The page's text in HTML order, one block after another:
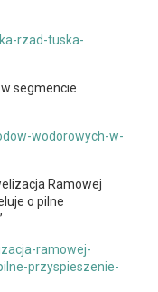
rzad-tuska-
segmencie
wodorowych-w-
Ramowej
o pilne
ramowej-
przyspieszenie-